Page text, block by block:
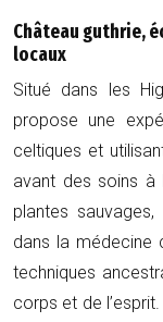
Château guthrie,
locaux
Situé dans les
propose une
celtiques et
avant des soins à
plantes
dans la médecine
techniques
corps et de